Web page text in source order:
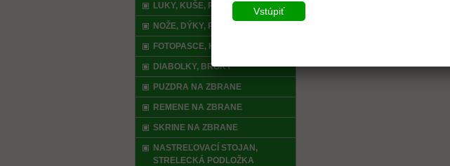
LUKY, KUŠE, PRAKY, AIRSOFT
NOŽE, DÝKY, PÍLKY
FOTOPASCE, KAMERY
DIABOLKY, BROKY
PUZDRA NA ZBRANE
REMENE NA ZBRANE
SKRINE NA ZBRANE
NASTREĽOVACÍ STOJAN,
STRELECKÁ PODLOŽKA
Vstúpiť